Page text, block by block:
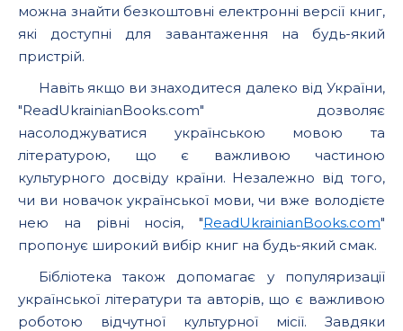
можна знайти безкоштовні електронні версії книг,
які доступні для завантаження на будь-який
пристрій.
Навіть якщо ви знаходитеся далеко від України,
"ReadUkrainianBooks.com" дозволяє
насолоджуватися українською мовою та
літературою, що є важливою частиною
культурного досвіду країни. Незалежно від того,
чи ви новачок української мови, чи вже володієте
нею на рівні носія, "ReadUkrainianBooks.com"
пропонує широкий вибір книг на будь-який смак.
Бібліотека також допомагає у популяризації
української літератури та авторів, що є важливою
роботою відчутної культурної місії. Завдяки